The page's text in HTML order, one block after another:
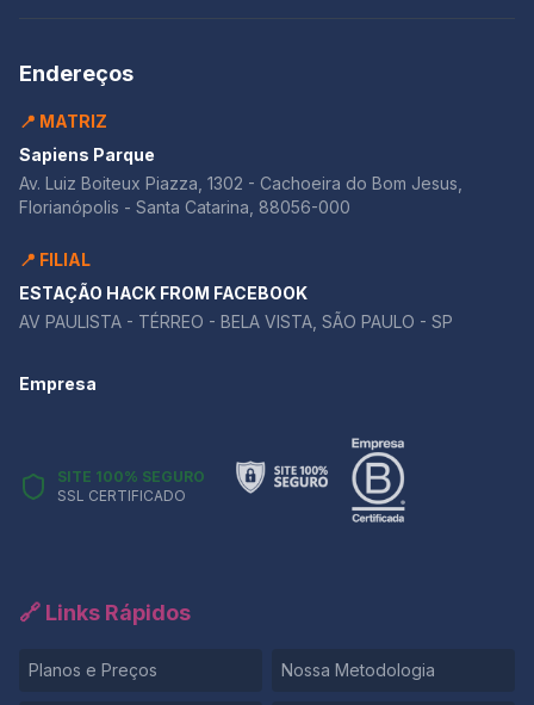
Endereços
📍 MATRIZ
Sapiens Parque
Av. Luiz Boiteux Piazza, 1302 - Cachoeira do Bom Jesus,
Florianópolis - Santa Catarina, 88056-000
📍 FILIAL
ESTAÇÃO HACK FROM FACEBOOK
AV PAULISTA - TÉRREO - BELA VISTA, SÃO PAULO - SP
Empresa
SITE 100% SEGURO
SSL CERTIFICADO
🔗 Links Rápidos
Planos e Preços Nossa Metodologia